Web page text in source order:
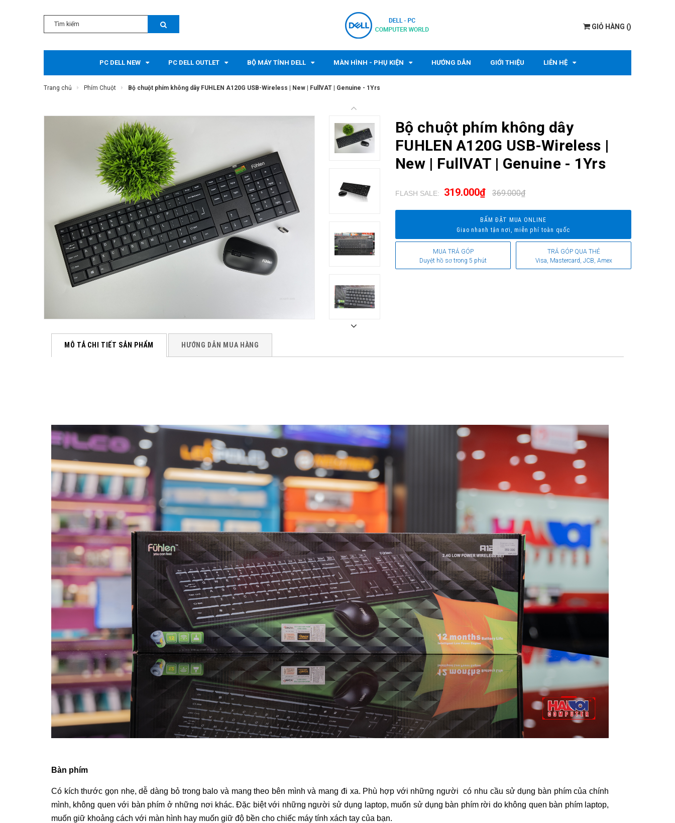
GIỎ HÀNG ()
PC DELL NEW PC DELL OUTLET BỘ MÁY TÍNH DELL MÀN HÌNH - PHỤ KIỆN HƯỚNG DẪN GIỚI THIỆU LIÊN HỆ
Trang chủ Phím Chuột Bộ chuột phím không dây FUHLEN A120G USB-Wireless | New | FullVAT | Genuine - 1Yrs
Bộ chuột phím không dây
FUHLEN A120G USB-Wireless |
New | FullVAT | Genuine - 1Yrs
FLASH SALE: 319.000₫ 369.000₫
BẤM ĐẶT MUA ONLINE
Giao nhanh tận nơi, miễn phí toàn quốc
MUA TRẢ GÓP
Duyệt hồ sơ trong 5 phút
TRẢ GÓP QUA THẺ
Visa, Mastercard, JCB, Amex
MÔ TẢ CHI TIẾT SẢN PHẨM HƯỚNG DẪN MUA HÀNG
Bàn phím
Có kích thước gọn nhẹ, dễ dàng bỏ trong balo và mang theo bên mình và mang đi xa. Phù hợp với những người có nhu cầu sử dụng bàn phím của chính
mình, không quen với bàn phím ở những nơi khác. Đặc biệt với những người sử dụng laptop, muốn sử dụng bàn phím rời do không quen bàn phím laptop,
muốn giữ khoảng cách với màn hình hay muốn giữ độ bền cho chiếc máy tính xách tay của bạn.